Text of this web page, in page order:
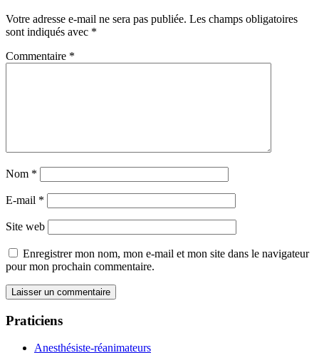
Votre adresse e-mail ne sera pas publiée. Les champs obligatoires
sont indiqués avec *
Commentaire *
Nom *
E-mail *
Site web
Enregistrer mon nom, mon e-mail et mon site dans le navigateur
pour mon prochain commentaire.
Praticiens
Anesthésiste-réanimateurs